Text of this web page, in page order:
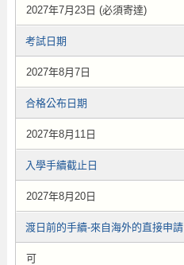
2027年7月23日 (必須寄達)
考試日期
2027年8月7日
合格公布日期
2027年8月11日
入學手續截止日
2027年8月20日
渡日前的手續-來自海外的直接申請
可